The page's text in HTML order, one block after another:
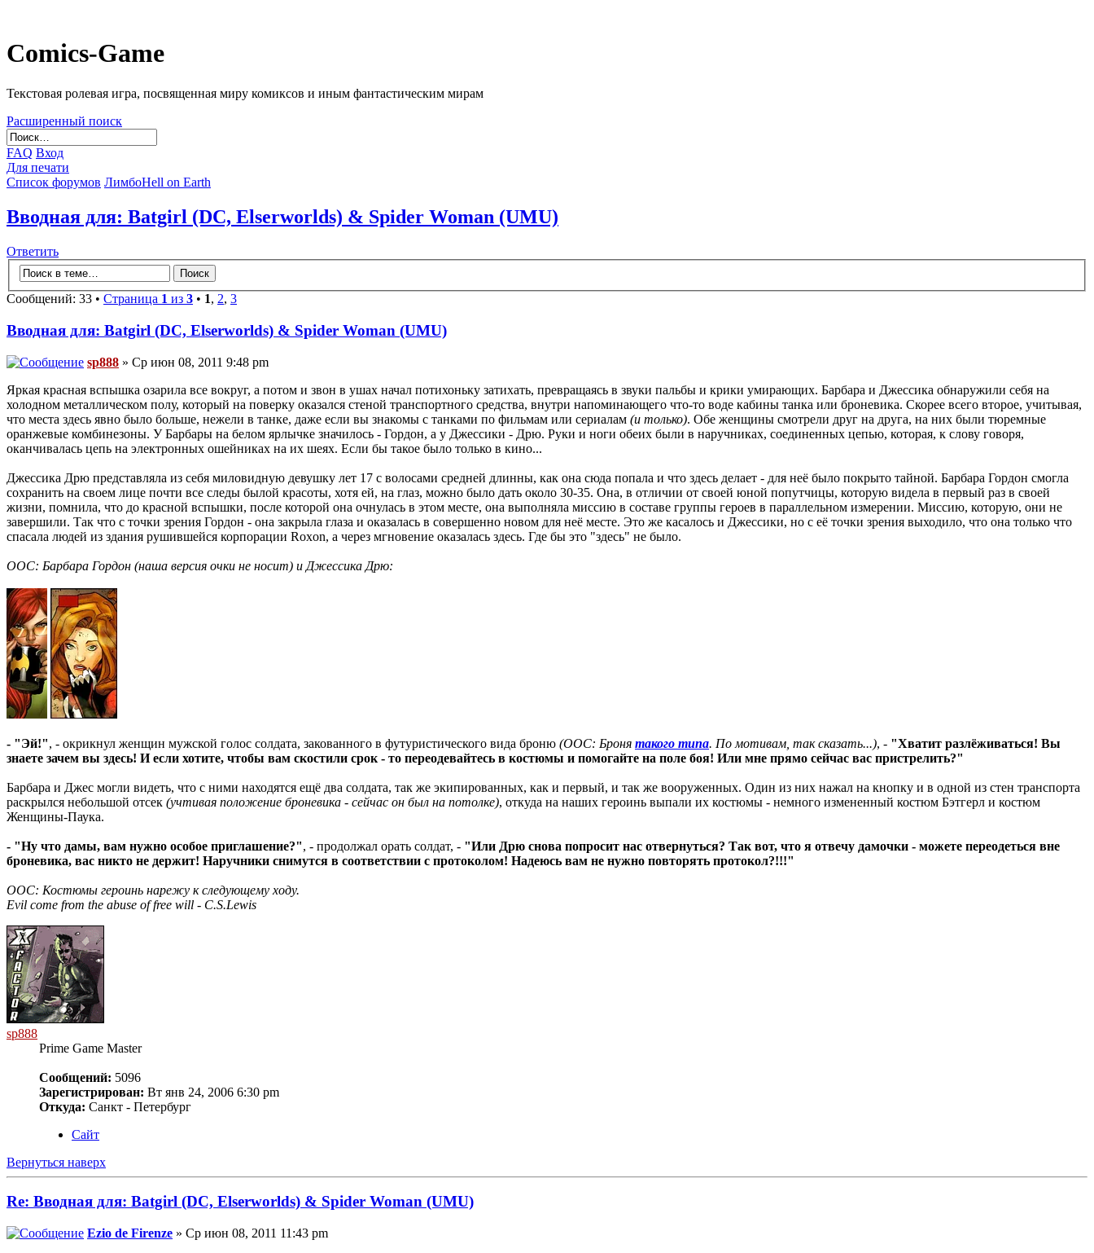
Comics-Game
Текстовая ролевая игра, посвященная миру комиксов и иным фантастическим мирам
Расширенный поиск
FAQ Вход
Для печати
Список форумов ЛимбоHell on Earth
Вводная для: Batgirl (DC, Elserworlds) & Spider Woman (UMU)
Ответить
Сообщений: 33 • Страница 1 из 3 • 1, 2, 3
Вводная для: Batgirl (DC, Elserworlds) & Spider Woman (UMU)
sp888 » Ср июн 08, 2011 9:48 pm
Яркая красная вспышка озарила все вокруг, а потом и звон в ушах начал потихоньку затихать, превращаясь в звуки пальбы и крики умирающих. Барбара и Джессика обнаружили себя на
холодном металлическом полу, который на поверку оказался стеной транспортного средства, внутри напоминающего что-то воде кабины танка или броневика. Скорее всего второе, учитывая,
что места здесь явно было больше, нежели в танке, даже если вы знакомы с танками по фильмам или сериалам (и только). Обе женщины смотрели друг на друга, на них были тюремные
оранжевые комбинезоны. У Барбары на белом ярлычке значилось - Гордон, а у Джессики - Дрю. Руки и ноги обеих были в наручниках, соединенных цепью, которая, к слову говоря,
оканчивалась цепь на электронных ошейниках на их шеях. Если бы такое было только в кино...
Джессика Дрю представляла из себя миловидную девушку лет 17 с волосами средней длинны, как она сюда попала и что здесь делает - для неё было покрыто тайной. Барбара Гордон смогла
сохранить на своем лице почти все следы былой красоты, хотя ей, на глаз, можно было дать около 30-35. Она, в отличии от своей юной попутчицы, которую видела в первый раз в своей
жизни, помнила, что до красной вспышки, после которой она очнулась в этом месте, она выполняла миссию в составе группы героев в параллельном измерении. Миссию, которую, они не
завершили. Так что с точки зрения Гордон - она закрыла глаза и оказалась в совершенно новом для неё месте. Это же касалось и Джессики, но с её точки зрения выходило, что она только что
спасала людей из здания рушившейся корпорации Roxon, а через мгновение оказалась здесь. Где бы это "здесь" не было.
ООС: Барбара Гордон (наша версия очки не носит) и Джессика Дрю:
- "Эй!", - окрикнул женщин мужской голос солдата, закованного в футуристического вида броню (ООС: Броня такого типа. По мотивам, так сказать...), - "Хватит разлёживаться! Вы
знаете зачем вы здесь! И если хотите, чтобы вам скостили срок - то переодевайтесь в костюмы и помогайте на поле боя! Или мне прямо сейчас вас пристрелить?"
Барбара и Джес могли видеть, что с ними находятся ещё два солдата, так же экипированных, как и первый, и так же вооруженных. Один из них нажал на кнопку и в одной из стен транспорта
раскрылся небольшой отсек (учтивая положение броневика - сейчас он был на потолке), откуда на наших героинь выпали их костюмы - немного измененный костюм Бэтгерл и костюм
Женщины-Паука.
- "Ну что дамы, вам нужно особое приглашение?", - продолжал орать солдат, - "Или Дрю снова попросит нас отвернуться? Так вот, что я отвечу дамочки - можете переодеться вне
броневика, вас никто не держит! Наручники снимутся в соответствии с протоколом! Надеюсь вам не нужно повторять протокол?!!!"
ООС: Костюмы героинь нарежу к следующему ходу.
Evil come from the abuse of free will - C.S.Lewis
sp888
Prime Game Master
Сообщений: 5096
Зарегистрирован: Вт янв 24, 2006 6:30 pm
Откуда: Санкт - Петербург
Сайт
Вернуться наверх
Re: Вводная для: Batgirl (DC, Elserworlds) & Spider Woman (UMU)
Ezio de Firenze » Ср июн 08, 2011 11:43 pm